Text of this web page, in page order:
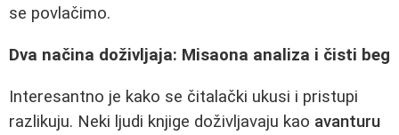
se povlačimo.
Dva načina doživljaja: Misaona analiza i čisti beg
Interesantno je kako se čitalački ukusi i pristupi
razlikuju. Neki ljudi knjige doživljavaju kao avanturu